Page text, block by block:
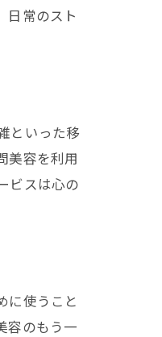
日常のスト
といった移
美容を利用
ビスは心の
に使うこと
容のもう一